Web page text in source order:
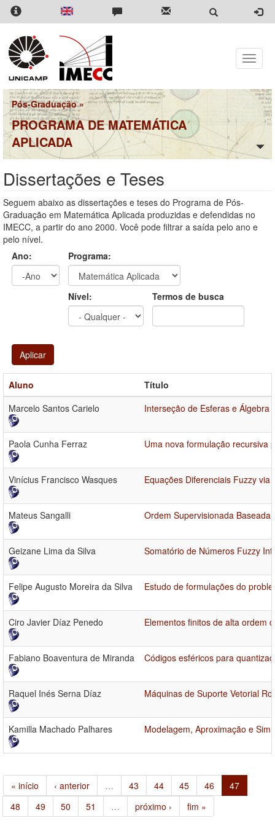
Pular
para
conteúdo
principal
Toggle
Pós-Graduação»
PROGRAMA DE MATEMÁTICA
APLICADA
Dissertações e Teses
Seguem abaixo as dissertações e teses do Programa de Pós-
Graduação em Matemática Aplicada produzidas e defendidas no
IMECC, a partir do ano 2000. Você pode filtrar a saída pelo ano e
pelo nível.
Ano:
Programa:
Nível: Termos de busca
Aplicar
Aluno
Título
Marcelo Santos Carielo
Interseção de Esferas e Álgebra
Paola Cunha Ferraz Uma nova formulação recursiva
Vinícius Francisco Wasques Equações Diferenciais Fuzzy
Mateus Sangalli Ordem Supervisionada
Geizane Lima da Silva Somatório de Números Fuzzy
Felipe Augusto Moreira da Silva Estudo de formulações do
Ciro Javier Díaz Penedo Elementos finitos de alta ordem
Fabiano Boaventura de Miranda Códigos esféricos para
Raquel Inés Serna Díaz Máquinas de Suporte Vetorial
Kamilla Machado Palhares Modelagem, Aproximação e
« início ‹ anterior … 43 44 45 46
47
48
49 50 51 … próximo › fim »